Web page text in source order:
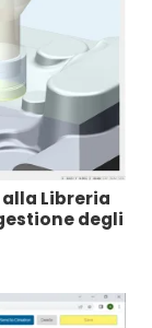
Libreria
degli